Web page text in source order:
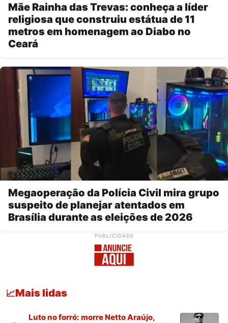
Mãe Rainha das Trevas: conheça a líder
religiosa que construiu estátua de 11
metros em homenagem ao Diabo no
Ceará
Megaoperação da Polícia Civil mira grupo
suspeito de planejar atentados em
Brasília durante as eleições de 2026
PUBLICIDADE
📈Mais lidas
Luto no forró: morre Netto Araújo,